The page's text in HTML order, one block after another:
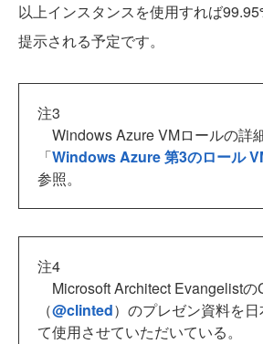
以上インスタンスを使用すれば
提示される予定です。
注3
Windows Azure VMロールの詳
「Windows Azure 第3のロール
参照。
注4
Microsoft Architect Evangelistの
（@clinted）のプレゼン資料を
て使用させていただいている。